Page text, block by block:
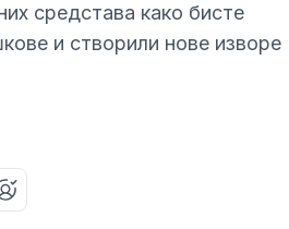
средстава како бисте
и створили нове изворе